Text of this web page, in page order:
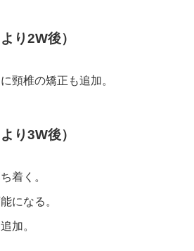
り2W後）
頸椎の矯正も追加。
り3W後）
着く。
になる。
加。